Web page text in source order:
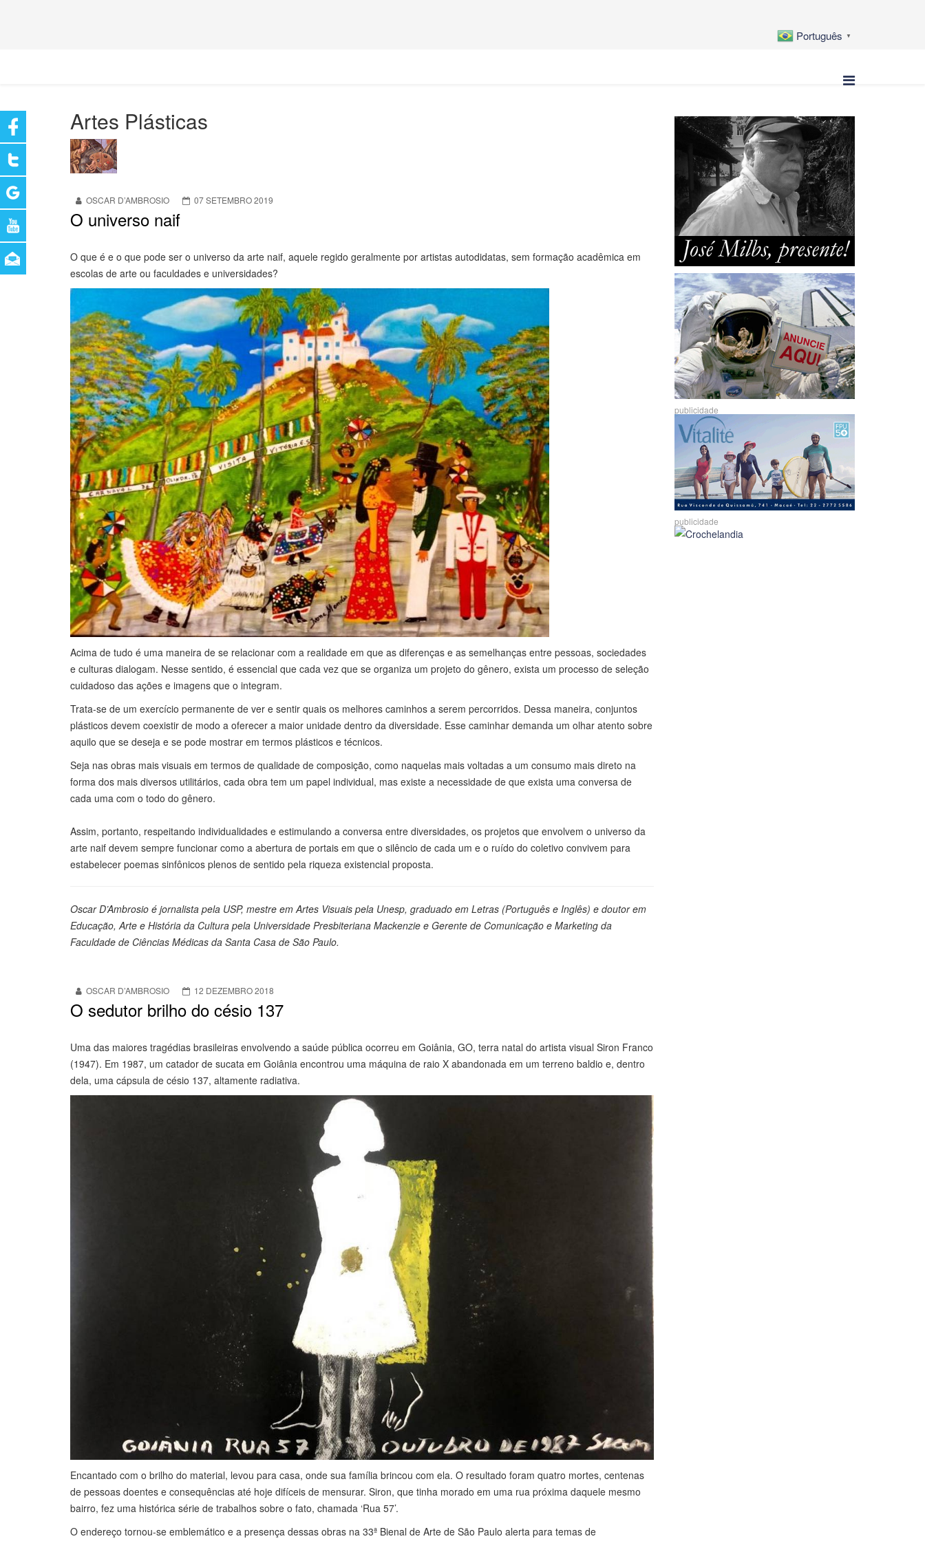
Português ▼
Artes Plásticas
OSCAR D’AMBROSIO 07 SETEMBRO 2019
O universo naif
O que é e o que pode ser o universo da arte naif, aquele regido geralmente por artistas autodidatas, sem formação acadêmica em
escolas de arte ou faculdades e universidades?
Acima de tudo é uma maneira de se relacionar com a realidade em que as diferenças e as semelhanças entre pessoas, sociedades
e culturas dialogam. Nesse sentido, é essencial que cada vez que se organiza um projeto do gênero, exista um processo de seleção
cuidadoso das ações e imagens que o integram.
Trata-se de um exercício permanente de ver e sentir quais os melhores caminhos a serem percorridos. Dessa maneira, conjuntos
plásticos devem coexistir de modo a oferecer a maior unidade dentro da diversidade. Esse caminhar demanda um olhar atento sobre
aquilo que se deseja e se pode mostrar em termos plásticos e técnicos.
Seja nas obras mais visuais em termos de qualidade de composição, como naquelas mais voltadas a um consumo mais direto na
forma dos mais diversos utilitários, cada obra tem um papel individual, mas existe a necessidade de que exista uma conversa de
cada uma com o todo do gênero.
Assim, portanto, respeitando individualidades e estimulando a conversa entre diversidades, os projetos que envolvem o universo da
arte naif devem sempre funcionar como a abertura de portais em que o silêncio de cada um e o ruído do coletivo convivem para
estabelecer poemas sinfônicos plenos de sentido pela riqueza existencial proposta.
Oscar D’Ambrosio é jornalista pela USP, mestre em Artes Visuais pela Unesp, graduado em Letras (Português e Inglês) e doutor em
Educação, Arte e História da Cultura pela Universidade Presbiteriana Mackenzie e Gerente de Comunicação e Marketing da
Faculdade de Ciências Médicas da Santa Casa de São Paulo.
OSCAR D’AMBROSIO 12 DEZEMBRO 2018
O sedutor brilho do césio 137
Uma das maiores tragédias brasileiras envolvendo a saúde pública ocorreu em Goiânia, GO, terra natal do artista visual Siron Franco
(1947). Em 1987, um catador de sucata em Goiânia encontrou uma máquina de raio X abandonada em um terreno baldio e, dentro
dela, uma cápsula de césio 137, altamente radiativa.
Encantado com o brilho do material, levou para casa, onde sua família brincou com ela. O resultado foram quatro mortes, centenas
de pessoas doentes e consequências até hoje difíceis de mensurar. Siron, que tinha morado em uma rua próxima daquele mesmo
bairro, fez uma histórica série de trabalhos sobre o fato, chamada ‘Rua 57’.
O endereço tornou-se emblemático e a presença dessas obras na 33ª Bienal de Arte de São Paulo alerta para temas de
publicidade
publicidade